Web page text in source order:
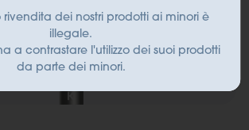
rivendita dei nostri prodotti ai minori è
illegale.
a contrastare l'utilizzo dei suoi prodotti
da parte dei minori.